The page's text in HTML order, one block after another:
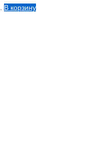
В корзину